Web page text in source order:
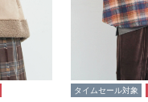
タイムセール対象